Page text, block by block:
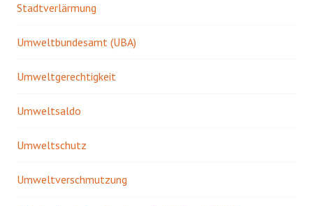
Stadtverlärmung
Umweltbundesamt (UBA)
Umweltgerechtigkeit
Umweltsaldo
Umweltschutz
Umweltverschmutzung